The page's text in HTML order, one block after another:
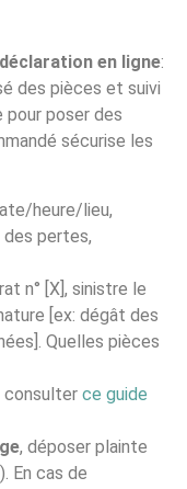
déclaration en ligne:
des pièces et suivi
poser des
sécurise les
heure/lieu,
pertes,
n° [X], sinistre le
[ex: dégât des
Quelles pièces
consulter ce guide
, déposer plainte
En cas de